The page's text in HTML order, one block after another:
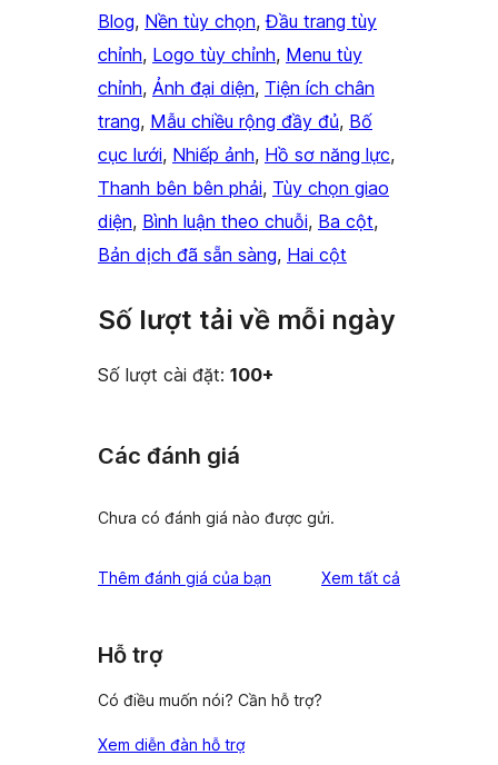
Blog, Nền tùy chọn, Đầu trang tùy
chỉnh, Logo tùy chỉnh, Menu tùy
chỉnh, Ảnh đại diện, Tiện ích chân
trang, Mẫu chiều rộng đầy đủ, Bố
cục lưới, Nhiếp ảnh, Hồ sơ năng lực
Thanh bên bên phải, Tùy chọn giao
diện, Bình luận theo chuỗi, Ba cột
Bản dịch đã sẵn sàng, Hai cột
Số lượt tải về mỗi ngày
Số lượt cài đặt: 100+
Các đánh giá
Chưa có đánh giá nào được gửi.
Thêm đánh giá của bạn Xem tất cả
Hỗ trợ
Có điều muốn nói? Cần hỗ trợ?
Xem diễn đàn hỗ trợ